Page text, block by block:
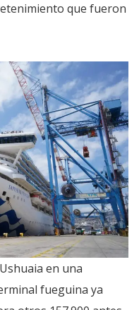
que fueron
en una
fueguina ya